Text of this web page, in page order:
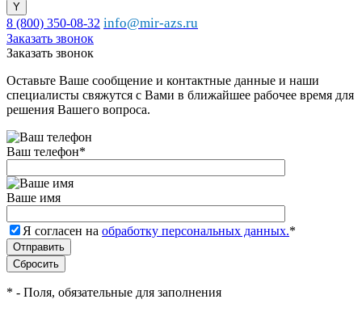
8 (800) 350-08-32 info@mir-azs.ru
Заказать звонок
Заказать звонок
Оставьте Ваше сообщение и контактные данные и наши
специалисты свяжутся с Вами в ближайшее рабочее время для
решения Вашего вопроса.
Ваш телефон*
Ваше имя
Я согласен на обработку персональных данных.*
* - Поля, обязательные для заполнения